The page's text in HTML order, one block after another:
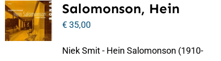
Salomonson, Hein
€35,00
Niek Smit - Hein Salomonson (1910-